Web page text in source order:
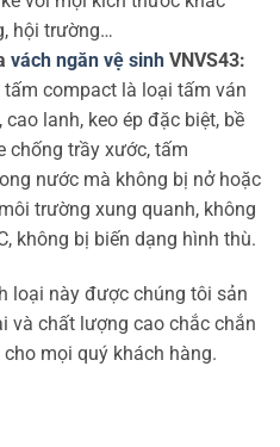
hội trường…
vách ngăn vệ sinh VNVS43:
compact là loại tấm ván
lanh, keo ép đặc biệt, bề
chống trầy xước, tấm
nước mà không bị nở hoặc
trường xung quanh, không
không bị biến dạng hình thù.
loại này được chúng tôi sản
và chất lượng cao chắc chắn
mọi quý khách hàng.